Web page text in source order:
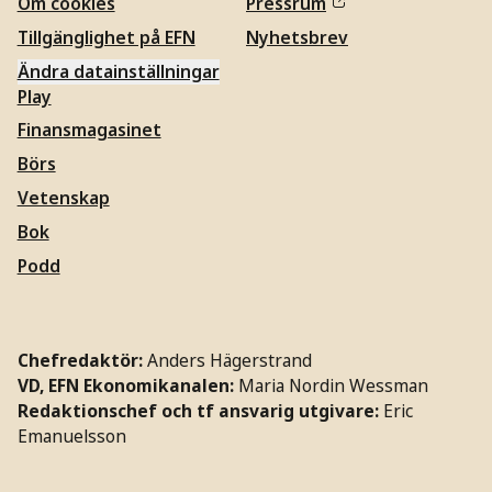
Tillgänglighet på EFN
Ändra datainställningar
Nyhetsbrev
Play
Finansmagasinet
Börs
Vetenskap
Bok
Podd
Chefredaktör:Anders Hägerstrand
VD, EFN Ekonomikanalen: Maria Nordin Wessman
Redaktionschef och tf ansvarig utgivare: Eric
Emanuelsson